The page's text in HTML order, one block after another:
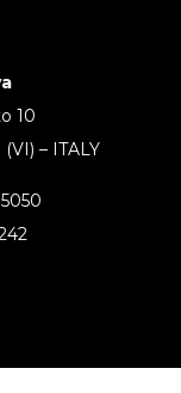
10
– ITALY